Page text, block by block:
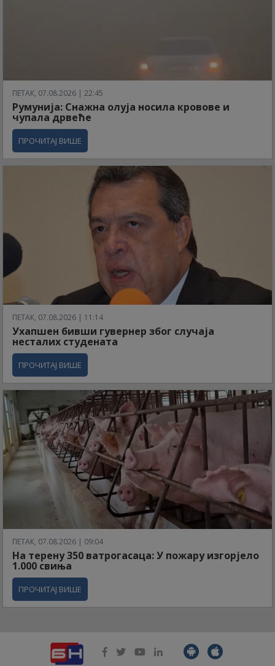
ПЕТАК, 07.08.2026 | 22:45
Румунија: Снажна олуја носила кровове и
чупала дрвеће
ПРОЧИТАЈ ВИШЕ
ПЕТАК, 07.08.2026 | 11:14
Ухапшен бивши гувернер због случаја
несталих студената
ПРОЧИТАЈ ВИШЕ
ПЕТАК, 07.08.2026 | 09:04
На терену 350 ватрогасаца: У пожару изгорјело
1.000 свиња
ПРОЧИТАЈ ВИШЕ